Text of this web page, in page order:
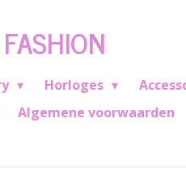
Horloges
Algemene voorwaarden